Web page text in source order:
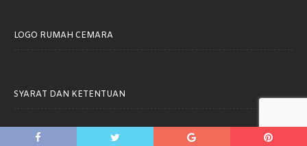
LOGO RUMAH CEMARA
SYARAT DAN KETENTUAN
Rumah Cemara © 2021. All rights reserved.